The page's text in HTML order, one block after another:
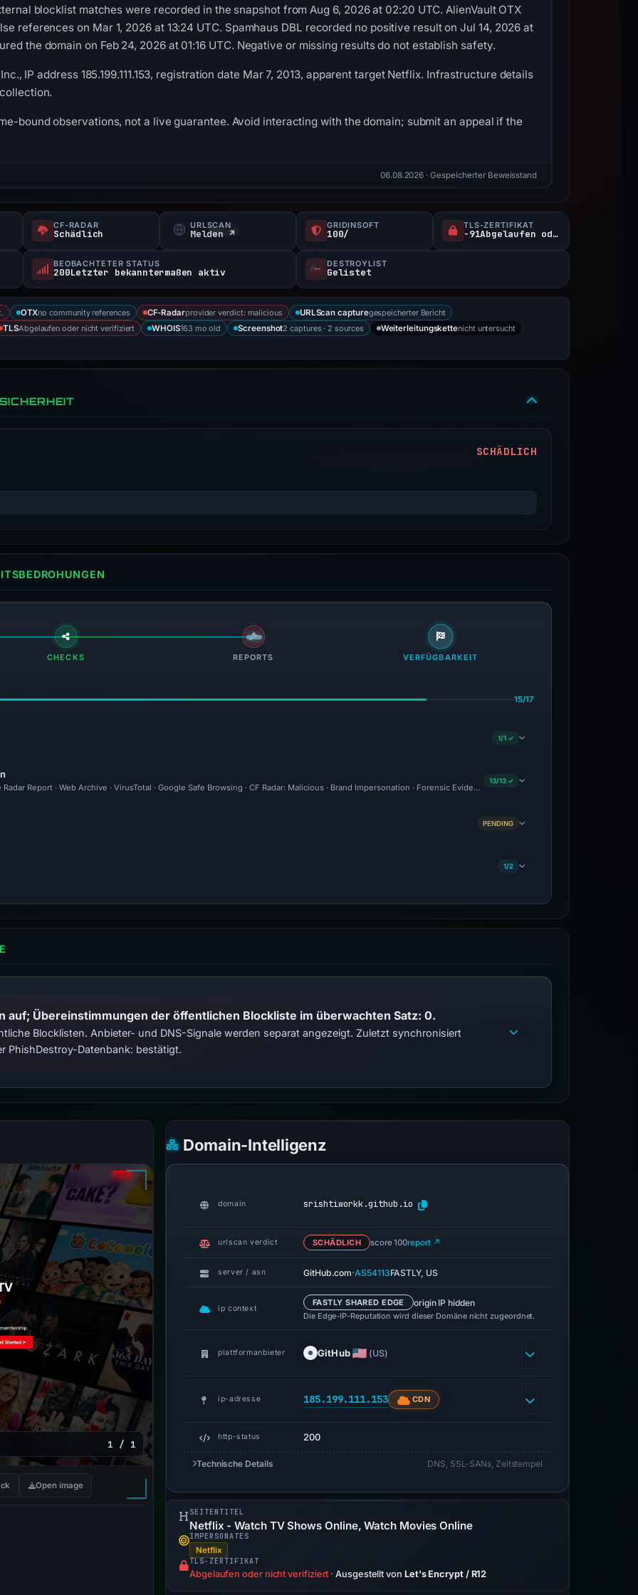
blocklist matches were recorded in the snapshot from Aug 6, 2026 at 02:20 UTC. AlienVault OTX
references on Mar 1, 2026 at 13:24 UTC. Spamhaus DBL recorded no positive result on Jul 14, 2026 at
the domain on Feb 24, 2026 at 01:16 UTC. Negative or missing results do not establish safety.
IP address 185.199.111.153, registration date Mar 7, 2013, apparent target Netflix. Infrastructure details
bound observations, not a live guarantee. Avoid interacting with the domain; submit an appeal if the
06.08.2026 · Gespeicherter Beweisstand
CF-RADAR
Schädlich
URLSCAN
Melden ↗
GRIDINSOFT
100/
TLS-ZERTIFIKAT
-91Abgelaufen oder nicht verifiziert d
BEOBACHTETER STATUS
200Letzter bekanntermaßen aktiv
DESTROYLIST
Gelistet
OTXno community references CF-Radarprovider verdict: malicious URLScan capturegespeicherter Bericht
TLSAbgelaufen oder nicht verifiziert WHOIS163 mo old Screenshot2 captures · 2 sources Weiterleitungskettenicht untersucht
SCHÄDLICH
CHECKS REPORTS VERFÜGBARKEIT
15/17
1/1 ✓
Report · Web Archive · VirusTotal · Google Safe Browsing · CF Radar: Malicious · Brand Impersonation · Forensic Evidence Collected · Technical Analysis
13/13 ✓
PENDING
1/2
auf; Übereinstimmungen der öffentlichen Blockliste im überwachten Satz: 0.
Blocklisten. Anbieter- und DNS-Signale werden separat angezeigt. Zuletzt synchronisiert
PhishDestroy-Datenbank: bestätigt.
1 / 1
Open image
Domain-Intelligenz
domain srishtiworkk.github.io
urlscan verdict SCHÄDLICH score 100report ↗
server / asn GitHub.com·AS54113FASTLY, US
ip context
FASTLY SHARED EDGE origin IP hidden
Die Edge-IP-Reputation wird dieser Domäne nicht zugeordnet.
plattformanbieter GitHub (US)
ip-adresse 185.199.111.153 CDN
http-status 200
Technische Details DNS, SSL-SANs, Zeitstempel
SEITENTITEL
Netflix - Watch TV Shows Online, Watch Movies Online
IMPERSONATES
Netflix
TLS-ZERTIFIKAT
Abgelaufen oder nicht verifiziert · Ausgestellt von Let's Encrypt / R12